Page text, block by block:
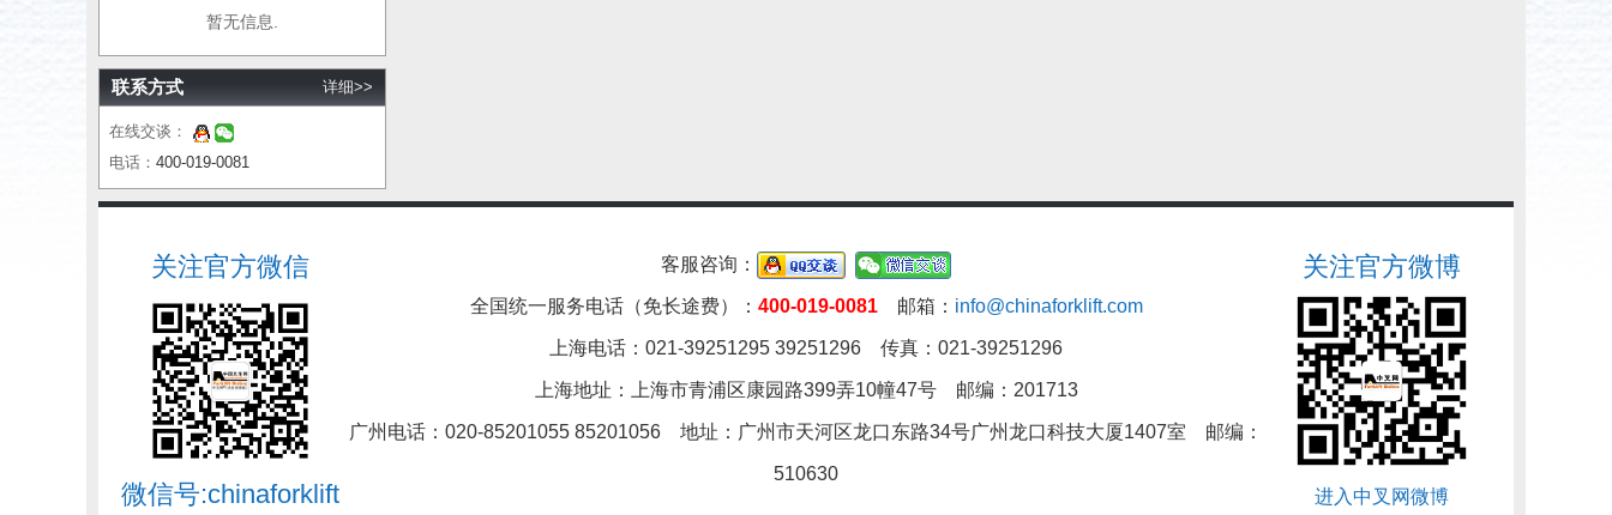
暂无信息.
联系方式 详细>>
在线交谈：
电话： 400-019-0081
客服咨询：
全国统一服务电话（免长途费）： 400-019-0081邮箱： info@chinaforklift.com
上海电话：021-39251295 39251296 传真：021-39251296
上海地址：上海市青浦区康园路399弄10幢47号 邮编：201713
广州电话：020-85201055 85201056 地址： 广州市天河区龙口东路34号广州龙口科技大厦1407室 邮编：
510630
关注官方微信
微信号:chinaforklift
关注官方微博
进入中叉网微博